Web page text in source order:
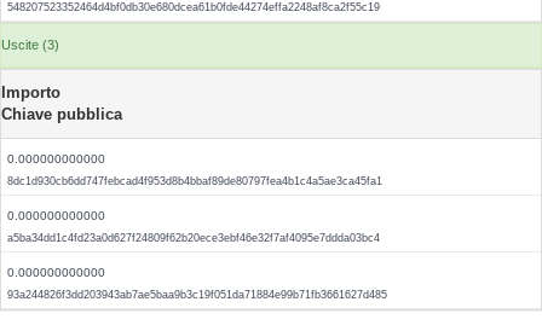
548207523352464d4bf0db30e680dcea61b0fde44274effa2248af8ca2f55c19
Uscite (3)
Importo
Chiave pubblica
0.000000000000
8dc1d930cb6dd747febcad4f953d8b4bbaf89de80797fea4b1c4a5ae3ca45fa1
0.000000000000
a5ba34dd1c4fd23a0d627f24809f62b20ece3ebf46e32f7af4095e7ddda03bc4
0.000000000000
93a244826f3dd203943ab7ae5baa9b3c19f051da71884e99b71fb3661627d485